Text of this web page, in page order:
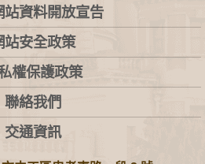
站資料開放宣告
站安全政策
權保護政策
聯絡我們
交通資訊